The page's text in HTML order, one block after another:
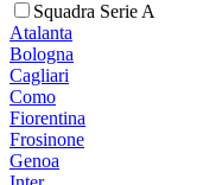
Squadra Serie A
Atalanta
Bologna
Cagliari
Como
Fiorentina
Frosinone
Genoa